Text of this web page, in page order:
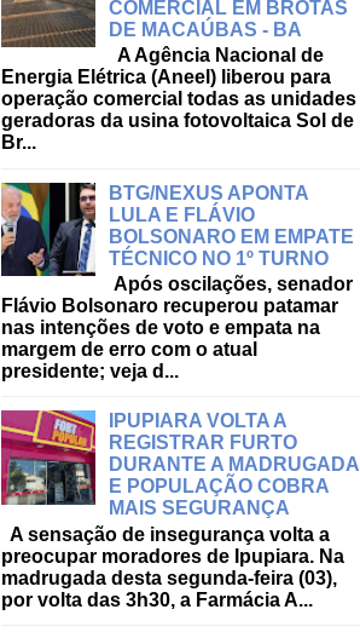
COMERCIAL EM BROTAS
DE MACAÚBAS - BA
A Agência Nacional de
Energia Elétrica (Aneel) liberou para
operação comercial todas as unidades
geradoras da usina fotovoltaica Sol de
Br...
BTG/NEXUS APONTA
LULA E FLÁVIO
BOLSONARO EM EMPATE
TÉCNICO NO 1º TURNO
Após oscilações, senador
Flávio Bolsonaro recuperou patamar
nas intenções de voto e empata na
margem de erro com o atual
presidente; veja d...
IPUPIARA VOLTA A
REGISTRAR FURTO
DURANTE A MADRUGADA
E POPULAÇÃO COBRA
MAIS SEGURANÇA
A sensação de insegurança volta a
preocupar moradores de Ipupiara. Na
madrugada desta segunda-feira (03),
por volta das 3h30, a Farmácia A...